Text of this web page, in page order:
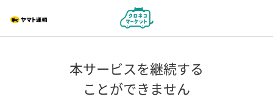
本サービスを継続する
ことができません